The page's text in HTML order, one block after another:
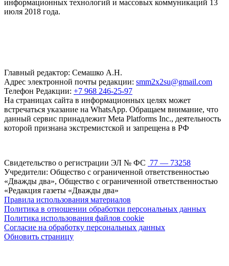
информационных технологий и массовых коммуникаций 13
июля 2018 года.
Главный редактор: Семашко А.Н.
Адрес электронной почты редакции: smm2x2su@gmail.com
Телефон Редакции: +7 968 246-25-97
На страницах сайта в информационных целях может
встречаться указание на WhatsApp. Обращаем внимание, что
данный сервис принадлежит Meta Platforms Inc., деятельность
которой признана экстремистской и запрещена в РФ
Свидетельство о регистрации ЭЛ № ФС 77 — 73258
Учредители: Общество с ограниченной ответственностью
«Дважды два», Общество с ограниченной ответственностью
«Редакция газеты «Дважды два»
Правила использования материалов
Политика в отношении обработки персональных данных
Политика использования файлов cookie
Согласие на обработку персональных данных
Обновить страницу